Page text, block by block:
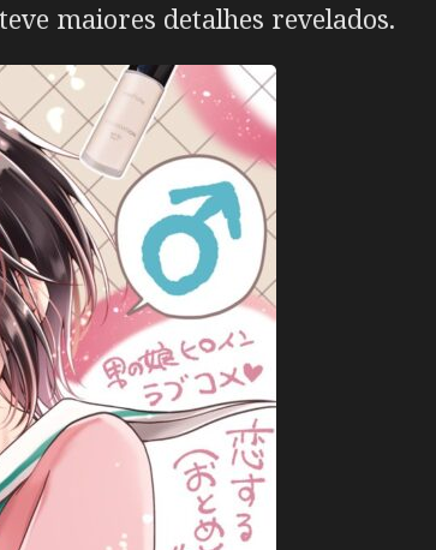
maiores detalhes revelados.